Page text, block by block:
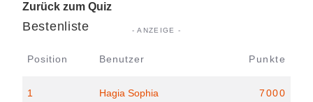
Zurück zum Quiz
Bestenliste
Position Benutzer Punkte
1 Hagia Sophia 7000